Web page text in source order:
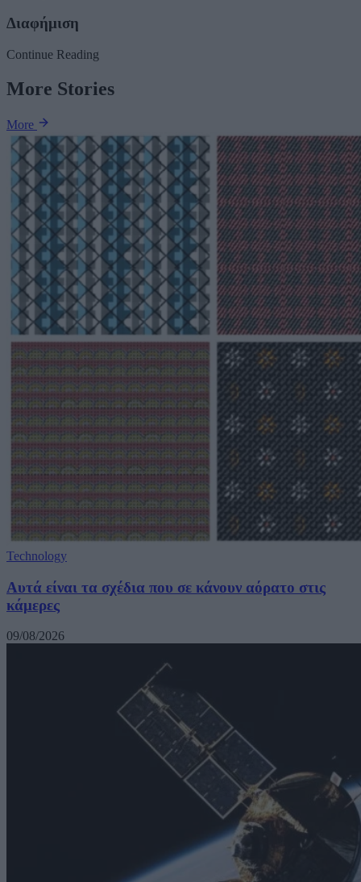
Διαφήμιση
Continue Reading
More Stories
More
Technology
Αυτά είναι τα σχέδια που σε κάνουν αόρατο στις
κάμερες
09/08/2026